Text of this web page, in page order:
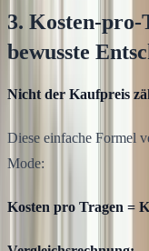
3. Kosten-
bewusste
Nicht der Kaufpreis
Diese einfache Formel
Mode:
Kosten pro Tragen =